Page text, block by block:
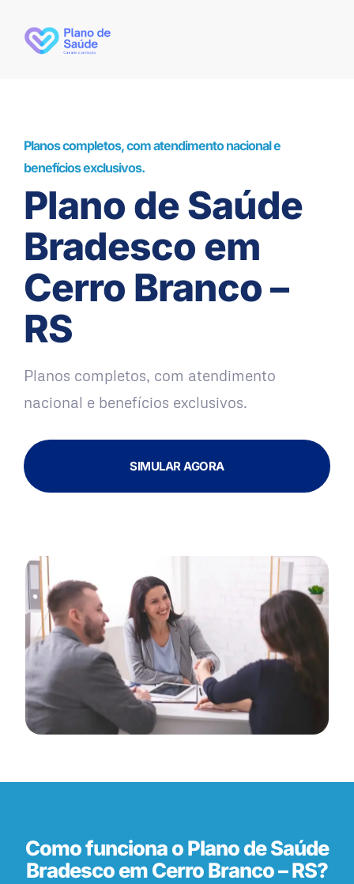
Planos completos, com atendimento nacional e
benefícios exclusivos.
Plano de Saúde
Bradesco em
Cerro Branco –
RS
Planos completos, com atendimento
nacional e benefícios exclusivos.
SIMULAR AGORA
Como funciona o Plano de Saúde
Bradesco em Cerro Branco – RS?